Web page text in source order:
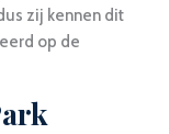
zij kennen dit
op de